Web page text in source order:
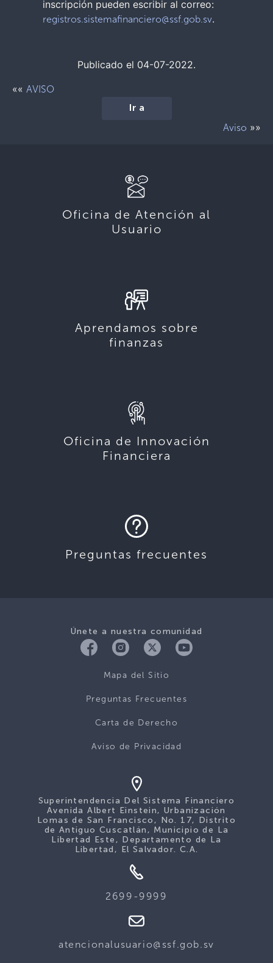
inscripción pueden escribir al correo:
registros.sistemafinanciero@ssf.gob.sv.
Publicado el 04-07-2022.
«« AVISO
Ir a
Aviso »»
Oficina de Atención al
Usuario
Aprendamos sobre
finanzas
Oficina de Innovación
Financiera
Preguntas frecuentes
Únete a nuestra comunidad
Mapa del Sitio
Preguntas Frecuentes
Carta de Derecho
Aviso de Privacidad
Superintendencia Del Sistema Financiero
Avenida Albert Einstein, Urbanización
Lomas de San Francisco, No. 17, Distrito
de Antiguo Cuscatlán, Municipio de La
Libertad Este, Departamento de La
Libertad, El Salvador. C.A.
2699-9999
atencionalusuario@ssf.gob.sv